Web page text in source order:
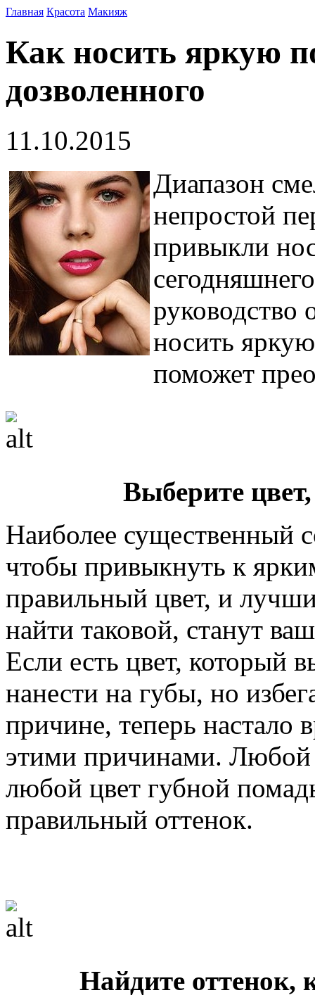
Главная Красота Макияж
Как носить яркую
дозволенного
11.10.2015
Диапазон
непростой
привыкли
руководство
носить
поможет
Выберите
Наиболее существенный
чтобы привыкнуть к
правильный цвет, и
найти таковой, станут
Если есть цвет, который
нанести на губы, но
причине, теперь настало
этими причинами.
любой цвет губной
правильный оттенок.
Найдите оттенок,